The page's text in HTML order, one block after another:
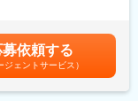
した新しいビジネス
通じて上下する可能
た表記です。
募依頼する
ジェントサービス）